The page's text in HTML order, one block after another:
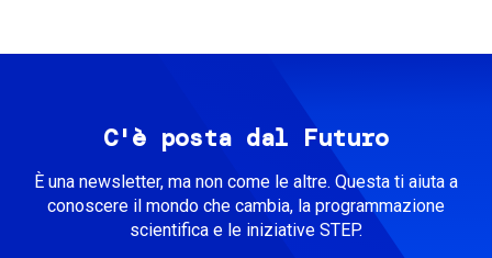
C'è posta dal Futuro
È una newsletter, ma non come le altre. Questa ti aiuta a
conoscere il mondo che cambia, la programmazione
scientifica e le iniziative STEP.